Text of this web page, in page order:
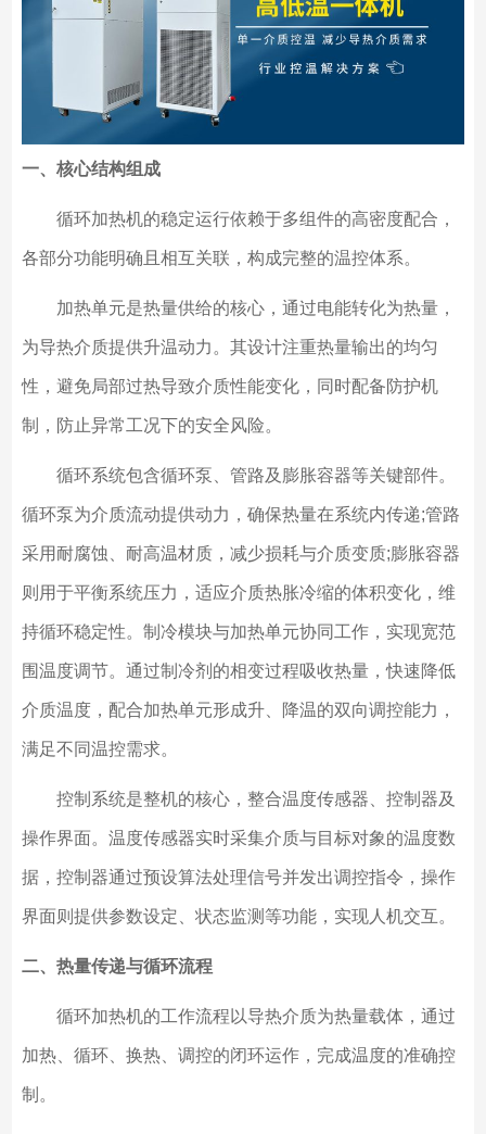
一、核心结构组成
循环加热机的稳定运行依赖于多组件的高密度配合，
各部分功能明确且相互关联，构成完整的温控体系。
加热单元是热量供给的核心，通过电能转化为热量，
为导热介质提供升温动力。其设计注重热量输出的均匀
性，避免局部过热导致介质性能变化，同时配备防护机
制，防止异常工况下的安全风险。
循环系统包含循环泵、管路及膨胀容器等关键部件。
循环泵为介质流动提供动力，确保热量在系统内传递;管路
采用耐腐蚀、耐高温材质，减少损耗与介质变质;膨胀容器
则用于平衡系统压力，适应介质热胀冷缩的体积变化，维
持循环稳定性。制冷模块与加热单元协同工作，实现宽范
围温度调节。通过制冷剂的相变过程吸收热量，快速降低
介质温度，配合加热单元形成升、降温的双向调控能力，
满足不同温控需求。
控制系统是整机的核心，整合温度传感器、控制器及
操作界面。温度传感器实时采集介质与目标对象的温度数
据，控制器通过预设算法处理信号并发出调控指令，操作
界面则提供参数设定、状态监测等功能，实现人机交互。
二、热量传递与循环流程
循环加热机的工作流程以导热介质为热量载体，通过
加热、循环、换热、调控的闭环运作，完成温度的准确控
制。